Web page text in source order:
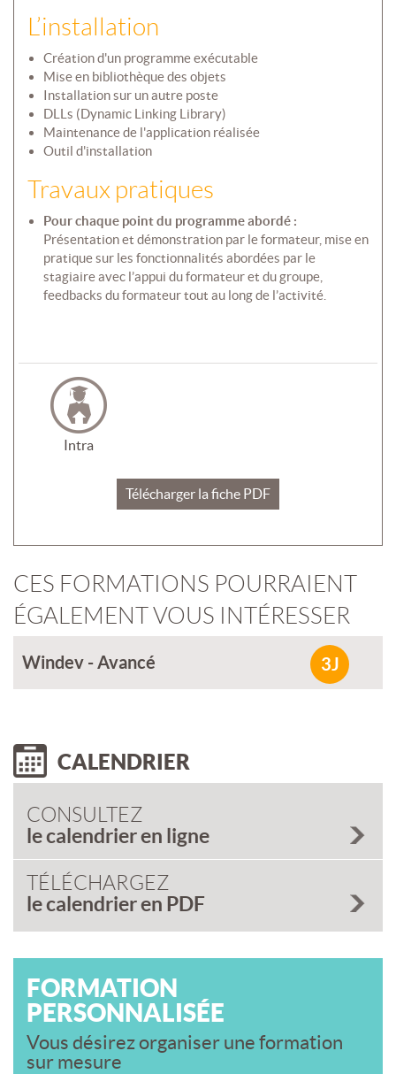
L’installation
Création d'un programme exécutable
Mise en bibliothèque des objets
Installation sur un autre poste
DLLs (Dynamic Linking Library)
Maintenance de l'application réalisée
Outil d'installation
Travaux pratiques
Pour chaque point du programme abordé :
Présentation et démonstration par le formateur, mise en
pratique sur les fonctionnalités abordées par le
stagiaire avec l’appui du formateur et du groupe,
feedbacks du formateur tout au long de l’activité.
Intra
Télécharger la fiche PDF
CES FORMATIONS POURRAIENT
ÉGALEMENT VOUS INTÉRESSER
Windev - Avancé 3J
CALENDRIER
CONSULTEZ
le calendrier en ligne
TÉLÉCHARGEZ
le calendrier en PDF
FORMATION
PERSONNALISÉE
Vous désirez organiser une formation
sur mesure